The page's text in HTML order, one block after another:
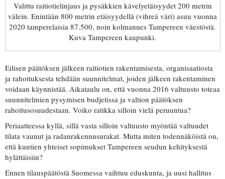
Valittu raitiotielinjaus ja pysäkkien kävelyetäisyydet 200 metrin
välein. Enintään 800 metrin etäisyydellä (vihreä väri) asuu vuonna
2020 tamperelaisia 87.500, noin kolmannes Tampereen väestöstä.
Kuva Tampereen kaupunki.
Eilisen päätöksen jälkeen raitiotien rakentamisesta, organisaatiosta
ja rahoituksesta tehdään suunnitelmat, joiden jälkeen rakentaminen
voidaan käynnistää. Aikataulu on, että vuonna 2016 valtuusto toteaa
suunnitelmien pysymisen budjetissa ja valtion päätöksen
rahoitusosuudestaan. Voiko ratikka silloin vielä peruuntua?
Periaatteessa kyllä, sillä vasta silloin valtuusto myöntää valtuudet
tilata vaunut ja radanrakennusurakat. Mutta miten todennäköistä on,
että kuntien yhteiset sopimukset Tampereen seudun kehityksestä
hylättäisiin?
Ennen tilauspäätöstä Suomessa vaihtuu eduskunta, ja uusi hallitus